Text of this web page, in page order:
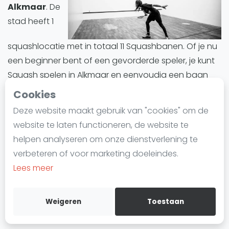
Cookies
Deze website maakt gebruik van "cookies" om de
website te laten functioneren, de website te
helpen analyseren om onze dienstverlening te
verbeteren of voor marketing doeleindes.
Lees meer
Weigeren Toestaan
Laatste
SBN Eredivisie
Agenda
Squash
Squash Den Haag
Alkmaar. De
stad heeft 1
squashlocatie met in totaal 11 Squashbanen. Of je nu
een beginner bent of een gevorderde speler, je kunt
Squash spelen in Alkmaar en eenvoudig een baan
reserveren.
Alkmaar biedt een divers aanbod aan Squashbanen.
Alle Squashbanen in Alkmaar zijn indoor.
Squashbanen in Alkmaarzijn ideaal voor iedereen
die deze trend wil uitproberen of zijn vaardigheden
wil verbeteren. Of het nu gaat om training, informele
wedstrijden of competities, Alkmaar is een ideale plek
om in de wereld van Squash te duiken.